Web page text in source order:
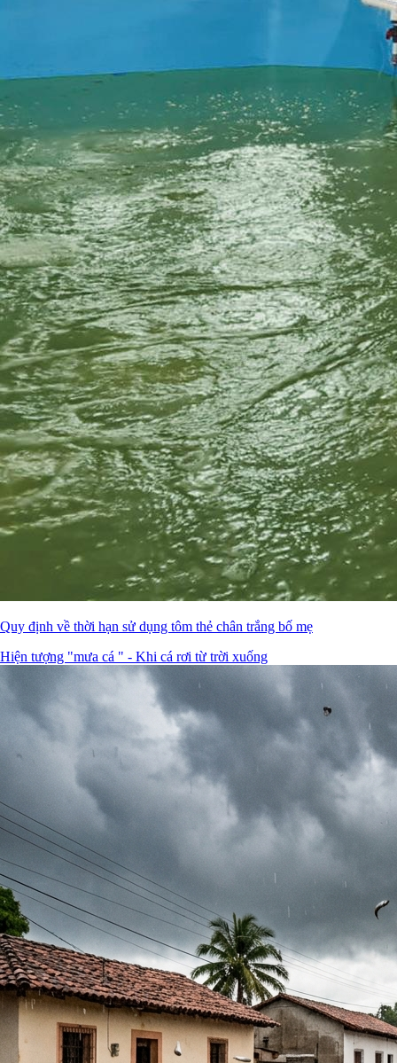
Quy định về thời hạn sử dụng tôm thẻ chân trắng bố mẹ
Hiện tượng "mưa cá " - Khi cá rơi từ trời xuống